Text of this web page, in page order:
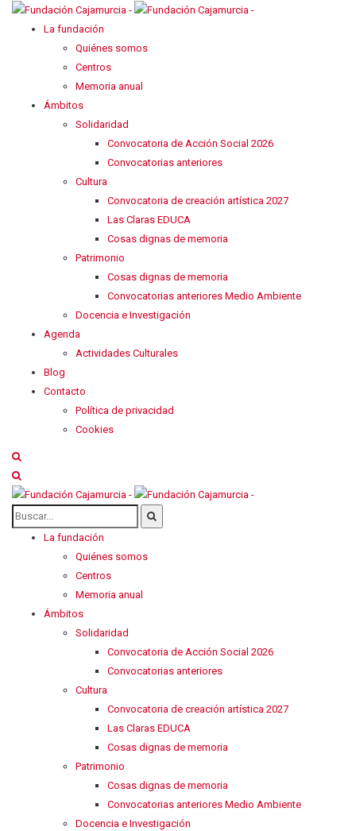
La fundación
Quiénes somos
Centros
Memoria anual
Ámbitos
Solidaridad
Convocatoria de Acción Social 2026
Convocatorias anteriores
Cultura
Convocatoria de creación artística 2027
Las Claras EDUCA
Cosas dignas de memoria
Patrimonio
Cosas dignas de memoria
Convocatorias anteriores Medio Ambiente
Docencia e Investigación
Agenda
Actividades Culturales
Blog
Contacto
Política de privacidad
Cookies
La fundación
Quiénes somos
Centros
Memoria anual
Ámbitos
Solidaridad
Convocatoria de Acción Social 2026
Convocatorias anteriores
Cultura
Convocatoria de creación artística 2027
Las Claras EDUCA
Cosas dignas de memoria
Patrimonio
Cosas dignas de memoria
Convocatorias anteriores Medio Ambiente
Docencia e Investigación